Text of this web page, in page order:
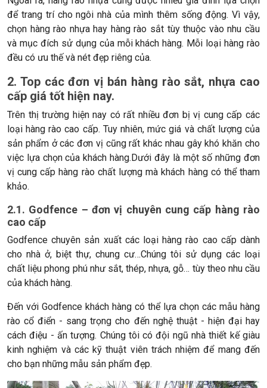
để trang trí cho ngôi nhà của mình thêm sống động. Vì vậy,
chọn hàng rào nhựa hay hàng rào sắt tùy thuộc vào nhu cầu
và mục đích sử dụng của mỗi khách hàng. Mỗi loại hàng rào
đều có ưu thế và nét đẹp riêng của.
2. Top các đơn vị bán hàng rào sắt, nhựa cao
cấp giá tốt hiện nay.
Trên thị trường hiện nay có rất nhiều đơn bị vị cung cấp các
loại hàng rào cao cấp. Tuy nhiên, mức giá và chất lượng của
sản phẩm ở các đơn vị cũng rất khác nhau gây khó khăn cho
việc lựa chọn của khách hàng.Dưới đây là một số những đơn
vị cung cấp hàng rào chất lượng mà khách hàng có thể tham
khảo.
2.1. Godfence – đơn vị chuyên cung cấp hàng rào
cao cấp
Godfence chuyên sản xuất các loại hàng rào cao cấp dành
cho nhà ở, biệt thự, chung cư…Chúng tôi sử dụng các loại
chất liệu phong phú như sắt, thép, nhựa, gỗ… tùy theo nhu cầu
của khách hàng.
Đến với Godfence khách hàng có thể lựa chọn các mẫu hàng
rào cổ điển - sang trọng cho đến nghệ thuật - hiện đại hay
cách điệu - ấn tượng. Chúng tôi có đội ngũ nhà thiết kế giàu
kinh nghiệm và các kỹ thuật viên trách nhiệm để mang đến
cho bạn những mẫu sản phẩm đẹp.